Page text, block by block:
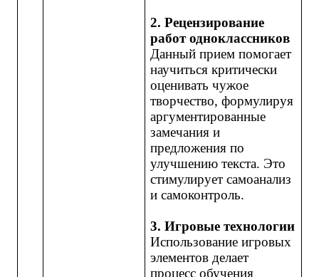
2. Рецензирование
работ одноклассников
Данный прием помогает
научиться критически
оценивать чужое
творчество, формулируя
аргументированные
замечания и
предложения по
улучшению текста. Это
стимулирует самоанализ
и самоконтроль.
3. Игровые технологии
Использование игровых
элементов делает
процесс обучения